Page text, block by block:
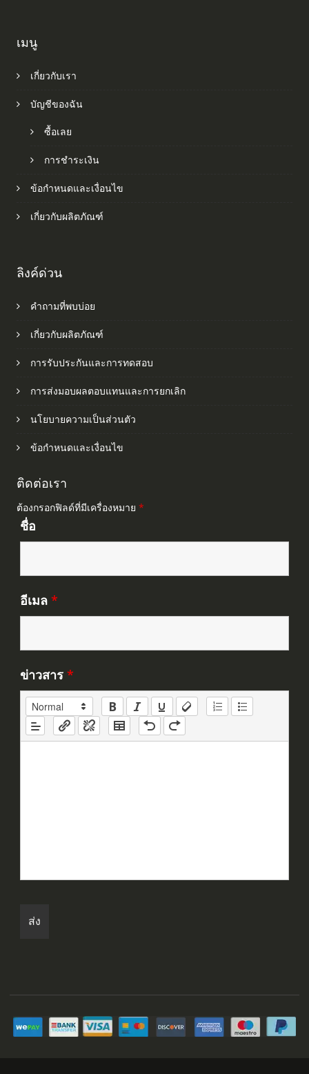
เมนู
เกี่ยวกับเรา
บัญชีของฉัน
ซื้อเลย
การชำระเงิน
ข้อกำหนดและเงื่อนไข
เกี่ยวกับผลิตภัณฑ์
ลิงค์ด่วน
คำถามที่พบบ่อย
เกี่ยวกับผลิตภัณฑ์
การรับประกันและการทดสอบ
การส่งมอบผลตอบแทนและการยกเลิก
นโยบายความเป็นส่วนตัว
ข้อกำหนดและเงื่อนไข
ติดต่อเรา
ต้องกรอกฟิลด์ที่มีเครื่องหมาย *
ชื่อ
อีเมล *
ข่าวสาร *